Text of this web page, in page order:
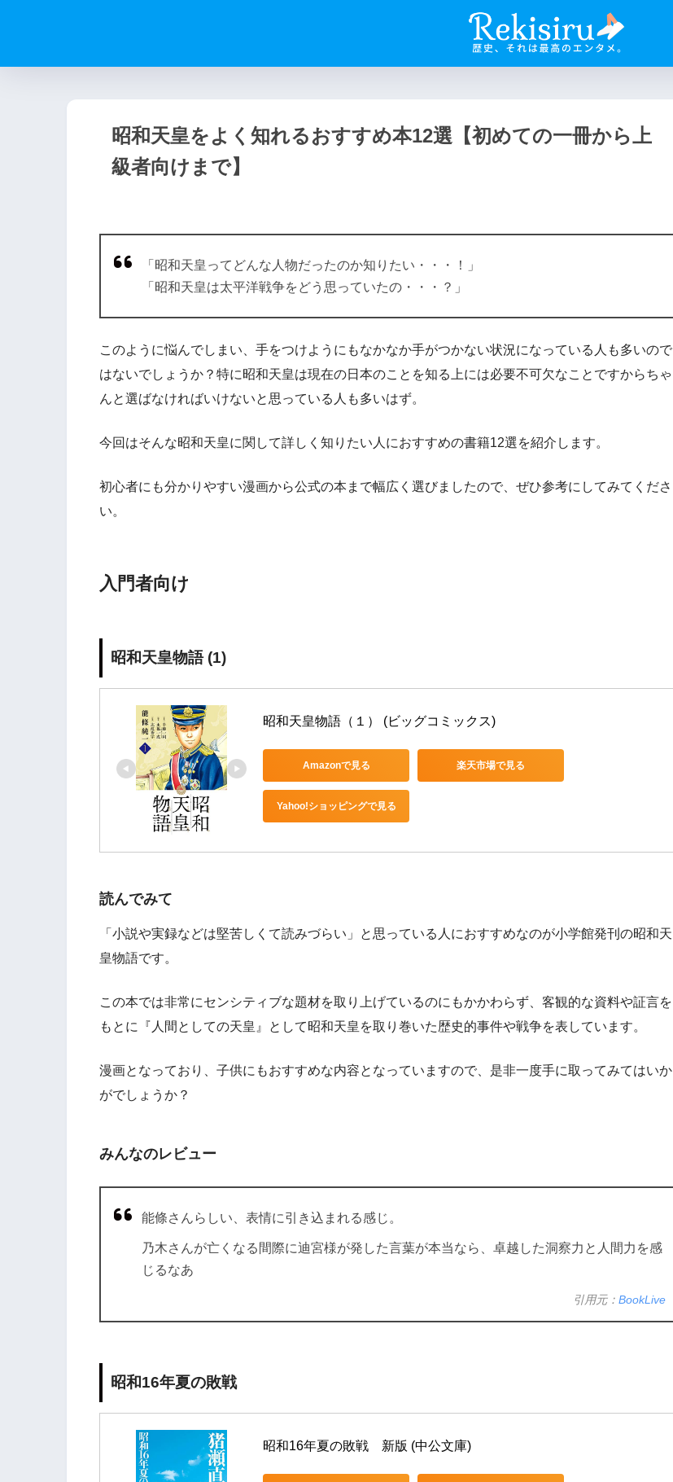
昭和天皇をよく知れるおすすめ本12選【初めての一冊から上
級者向けまで】
「昭和天皇ってどんな人物だったのか知りたい・・・！」
「昭和天皇は太平洋戦争をどう思っていたの・・・？」
このように悩んでしまい、手をつけようにもなかなか手がつかない状況になっている人も多いので
はないでしょうか？特に昭和天皇は現在の日本のことを知る上には必要不可欠なことですからちゃ
んと選ばなければいけないと思っている人も多いはず。
今回はそんな昭和天皇に関して詳しく知りたい人におすすめの書籍12選を紹介します。
初心者にも分かりやすい漫画から公式の本まで幅広く選びましたので、ぜひ参考にしてみてくださ
い。
入門者向け
昭和天皇物語 (1)
昭和天皇物語（１） (ビッグコミックス)
Amazonで見る 楽天市場で見る
Yahoo!ショッピングで見る
読んでみて
「小説や実録などは堅苦しくて読みづらい」と思っている人におすすめなのが小学館発刊の昭和天
皇物語です。
この本では非常にセンシティブな題材を取り上げているのにもかかわらず、客観的な資料や証言を
もとに『人間としての天皇』として昭和天皇を取り巻いた歴史的事件や戦争を表しています。
漫画となっており、子供にもおすすめな内容となっていますので、是非一度手に取ってみてはいか
がでしょうか？
みんなのレビュー
能條さんらしい、表情に引き込まれる感じ。
乃木さんが亡くなる間際に迪宮様が発した言葉が本当なら、卓越した洞察力と人間力を感
じるなあ
引用元： BookLive
昭和16年夏の敗戦
昭和16年夏の敗戦　新版 (中公文庫)